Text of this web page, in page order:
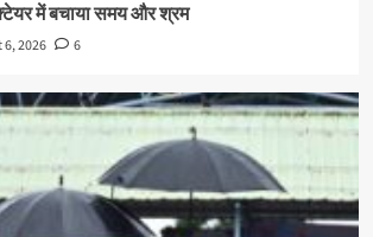
में बचाया समय और श्रम
2026 6